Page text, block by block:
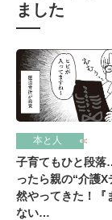
ました
本と人
子育てもひと段
ったら親の“介護X
然やってきた！『
ない…